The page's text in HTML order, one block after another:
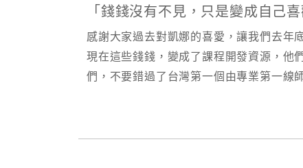
「錢錢沒有不見，只是變成自己
感謝大家過去對凱娜的喜愛，讓我們去年
現在這些錢錢，變成了課程開發資源，他
們，不要錯過了台灣第一個由專業第一線